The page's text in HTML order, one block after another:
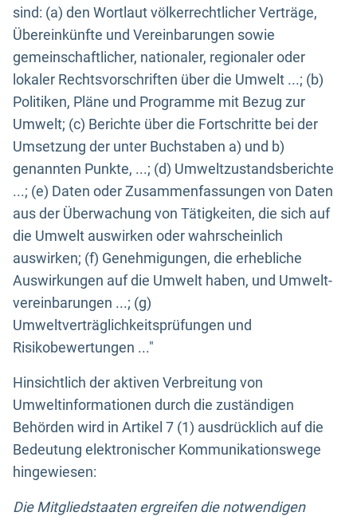
sind: (a) den Wortlaut völkerrechtlicher Verträge,
Übereinkünfte und Vereinbarungen sowie
gemeinschaftlicher, nationaler, regionaler oder
lokaler Rechtsvorschriften über die Umwelt ...; (b)
Politiken, Pläne und Programme mit Bezug zur
Umwelt; (c) Berichte über die Fortschritte bei der
Umsetzung der unter Buchstaben a) und b)
genannten Punkte, ...; (d) Umweltzustandsberichte
...; (e) Daten oder Zusammenfassungen von Daten
aus der Überwachung von Tätigkeiten, die sich auf
die Umwelt auswirken oder wahrscheinlich
auswirken; (f) Genehmigungen, die erhebliche
Auswirkungen auf die Umwelt haben, und Umwelt-
vereinbarungen ...; (g)
Umweltverträglichkeitsprüfungen und
Risikobewertungen ..."
Hinsichtlich der aktiven Verbreitung von
Umweltinformationen durch die zuständigen
Behörden wird in Artikel 7 (1) ausdrücklich auf die
Bedeutung elektronischer Kommunikationswege
hingewiesen:
Die Mitgliedstaaten ergreifen die notwendigen